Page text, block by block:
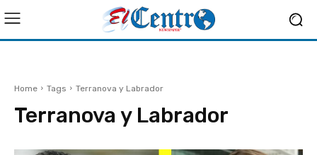
Home Tags Terranova y Labrador
Terranova y Labrador